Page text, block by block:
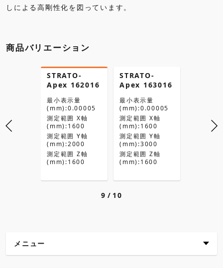
しによる高剛性化を図っています。
商品バリエーション
軸
STRATO-
Apex 162016
最小表示量
(mm):0.00005
測定範囲 X軸
(mm):1600
測定範囲 Y軸
(mm):2000
測定範囲 Z軸
(mm):1600
STRATO-
Apex 163016
最小表示量
(mm):0.00005
測定範囲 X軸
(mm):1600
測定範囲 Y軸
(mm):3000
測定範囲 Z軸
(mm):1600
測定範囲
9 10
メニュー